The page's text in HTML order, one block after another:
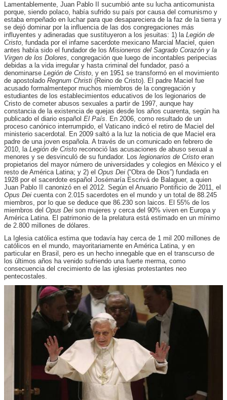
Lamentablemente, Juan Pablo II sucumbió ante su lucha anticomunista
porque, siendo polaco, había sufrido su país por causa del comunismo y
estaba empeñado en luchar para que desapareciera de la faz de la tierra y
se dejó dominar por la influencia de las dos congregaciones más
influyentes y adineradas que sustituyeron a los jesuitas: 1) la Legión de
Cristo, fundada por el infame sacerdote mexicano Marcial Maciel, quien
antes había sido el fundador de los Misioneros del Sagrado Corazón y la
Virgen de los Dolores, congregación que luego de incontables peripecias
debidas a la vida irregular y hasta criminal del fundador, pasó a
denominarse Legión de Cristo, y en 1951 se transformó en el movimiento
de apostolado Regnum Christi (Reino de Cristo). El padre Maciel fue
acusado formalmentepor muchos miembros de la congregación y
estudiantes de los establecimientos educativos de los legionarios de
Cristo de cometer abusos sexuales a partir de 1997, aunque hay
constancia de la existencia de quejas desde los años cuarenta, según ha
publicado el diario español El País. En 2006, como resultado de un
proceso canónico interrumpido, el Vaticano indicó el retiro de Maciel del
ministerio sacerdotal. En 2009 saltó a la luz la noticia de que Maciel era
padre de una joven española. A través de un comunicado en febrero de
2010, la Legión de Cristo reconoció las acusaciones de abuso sexual a
menores y se desvinculó de su fundador. Los legionarios de Cristo eran
propietarios del mayor número de universidades y colegios en México y el
resto de América Latina; y 2) el Opus Dei (“Obra de Dios”) fundada en
1928 por el sacerdote español Josémaría Escrivá de Balaguer, a quien
Juan Pablo II canonizó en el 2012. Según el Anuario Pontificio de 2011, el
Opus Dei cuenta con 2.015 sacerdotes en el mundo y un total de 88.245
miembros, por lo que se deduce que 86.230 son laicos. El 55% de los
miembros del Opus Dei son mujeres y cerca del 90% viven en Europa y
América Latina. El patrimonio de la prelatura está estimado en un mínimo
de 2.800 millones de dólares.
La Iglesia católica estima que todavía hay cerca de 1 mil 200 millones de
católicos en el mundo, mayoritariamente en América Latina, y en
particular en Brasil, pero es un hecho innegable que en el transcurso de
los últimos años ha venido sufriendo una fuerte merma, como
consecuencia del crecimiento de las iglesias protestantes neo
pentecostales.